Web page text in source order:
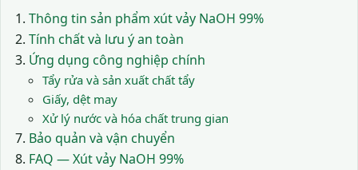
Thông tin sản phẩm xút vảy NaOH 99%
Tính chất và lưu ý an toàn
Ứng dụng công nghiệp chính
Tẩy rửa và sản xuất chất tẩy
Giấy, dệt may
Xử lý nước và hóa chất trung gian
Bảo quản và vận chuyển
FAQ — Xút vảy NaOH 99%